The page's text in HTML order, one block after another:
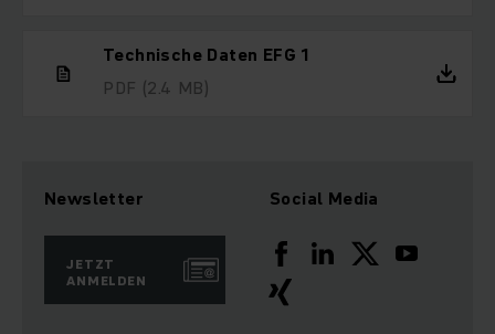
Technische Daten EFG 1
PDF (2.4 MB)
Newsletter
JETZT
ANMELDEN
Social Media